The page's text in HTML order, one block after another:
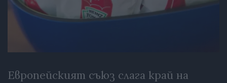
Европейският съюз слага край на